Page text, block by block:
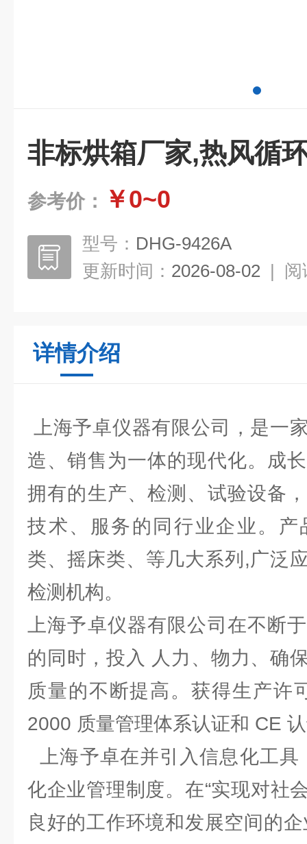
非标烘箱厂家,热风循
参考价： ￥0~0
型号： DHG-9426A
更新时间： 2026-08-02 | 阅
详情介绍
上海予卓仪器有限公司，是一
造、销售为一体的现代化。成
拥有的生产、检测、试验设备
技术、服务的同行业企业。产
类、摇床类、等几大系列,广泛
检测机构。
上海予卓仪器有限公司在不断
的同时，投入 人力、物力、确
质量的不断提高。获得生产许
2000 质量管理体系认证和
上海予卓在并引入信息化工具
化企业管理制度。在“实现对社
良好的工作环境和发展空间的